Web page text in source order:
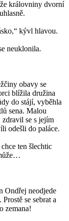
královniny dvorní
kývl hlavou.
neuklonila.
obavy se
blížila družina
do stájí, vyběhla
sena. Malou
zdravil se s jejím
odešli do paláce.
ten šlechtic
Ondřej neodjede
se sebrat a
zemana!